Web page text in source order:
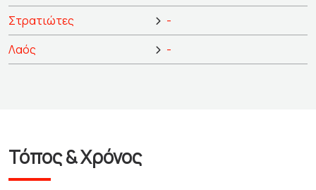
Στρατιώτες
-
Λαός
-
Τόπος & Χρόνος